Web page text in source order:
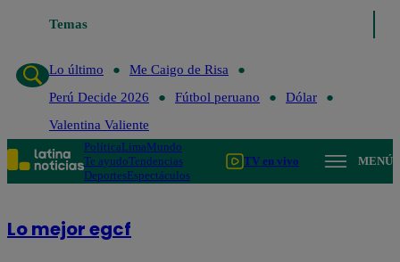
Temas
Lo último
Lo último
Me Caigo de Risa
Perú Decide 2026
Fútbol peruano
Dólar
Valentina Valiente
PolíticaLimaMundo
Te ayudoTendencias
DeportesEspectáculos
TV en vivo MENÚ
Lo mejor egcf